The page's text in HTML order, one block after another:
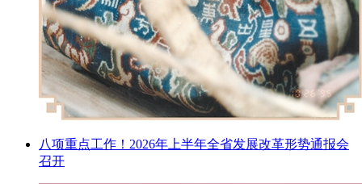
八项重点工作！2026年上半年全省发展改革形势通报会
召开